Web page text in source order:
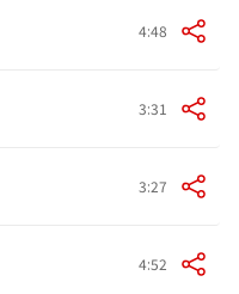
4:48
3:31
3:27
4:52